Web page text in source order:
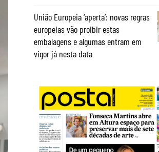
União Europeia ‘aperta’: novas regras
europeias vão proibir estas
embalagens e algumas entram em
vigor já nesta data